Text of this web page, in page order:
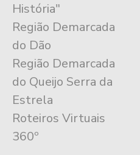
História"
Região Demarcada
do Dão
Região Demarcada
do Queijo Serra da
Estrela
Roteiros Virtuais
360º